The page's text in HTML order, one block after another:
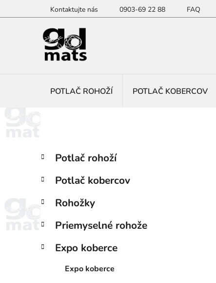
na
Kontaktujte nás 0903-69 22 88 FAQ
POTLAČ ROHOŽÍ POTLAČ KOBERCOV
B
č
ý
a
n
e
Preskočiť
kategórie
K
a
e
ó
i
Potlač rohoží
Potlač kobercov
Rohožky
Priemyselné rohože
Expo koberce
Expo koberce